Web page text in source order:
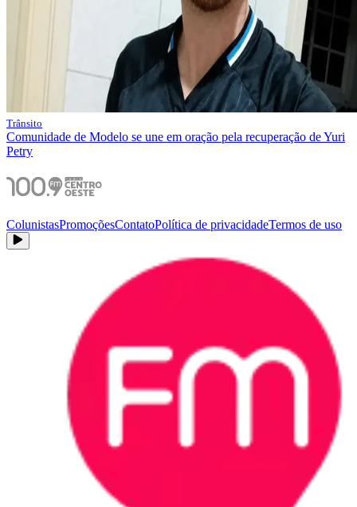
Trânsito
Comunidade de Modelo se une em oração pela recuperação de Yuri
Petry
ColunistasPromoçõesContatoPolítica de privacidadeTermos de uso